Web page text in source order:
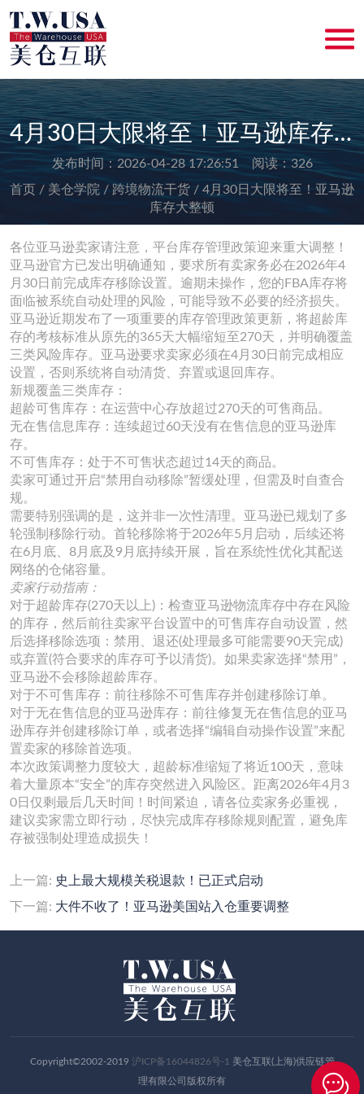
4月30日大限将至！亚马逊库存大整顿
发布时间：2026-04-28 17:26:51 阅读：326
首页 / 美仓学院 / 跨境物流干货 / 4月30日大限将至！亚马逊
库存大整顿
各位亚马逊卖家请注意，平台库存管理政策迎来重大调整！
亚马逊官方已发出明确通知，要求所有卖家务必在2026年4
月30日前完成库存移除设置。逾期未操作，您的FBA库存将
面临被系统自动处理的风险，可能导致不必要的经济损失。
亚马逊近期发布了一项重要的库存管理政策更新，将超龄库
存的考核标准从原先的365天大幅缩短至270天，并明确覆盖
三类风险库存。亚马逊要求卖家必须在4月30日前完成相应
设置，否则系统将自动清货、弃置或退回库存。
新规覆盖三类库存：
超龄可售库存：在运营中心存放超过270天的可售商品。
无在售信息库存：连续超过60天没有在售信息的亚马逊库
存。
不可售库存：处于不可售状态超过14天的商品。
卖家可通过开启“禁用自动移除”暂缓处理，但需及时自查合
规。
需要特别强调的是，这并非一次性清理。亚马逊已规划了多
轮强制移除行动。首轮移除将于2026年5月启动，后续还将
在6月底、8月底及9月底持续开展，旨在系统性优化其配送
网络的仓储容量。
卖家行动指南：
对于超龄库存(270天以上)：检查亚马逊物流库存中存在风险
的库存，然后前往卖家平台设置中的可售库存自动设置，然
后选择移除选项：禁用、退还(处理最多可能需要90天完成)
或弃置(符合要求的库存可予以清货)。如果卖家选择“禁用”，
亚马逊不会移除超龄库存。
对于不可售库存：前往移除不可售库存并创建移除订单。
对于无在售信息的亚马逊库存：前往修复无在售信息的亚马
逊库存并创建移除订单，或者选择“编辑自动操作设置”来配
置卖家的移除首选项。
本次政策调整力度较大，超龄标准缩短了将近100天，意味
着大量原本“安全”的库存突然进入风险区。距离2026年4月3
0日仅剩最后几天时间！时间紧迫，请各位卖家务必重视，
建议卖家需立即行动，尽快完成库存移除规则配置，避免库
存被强制处理造成损失！
上一篇: 史上最大规模关税退款！已正式启动
下一篇: 大件不收了！亚马逊美国站入仓重要调整
Copyright©2002-2019 沪ICP备16044826号-1 美仓互联(上海)供应链管
理有限公司版权所有